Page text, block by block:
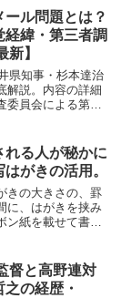
ル問題とは？
経緯・第三者調
】
県知事・杉本達治
解説。内容の詳細
委員会による第三
れる人が秘かに
がきの活用。
きの大きさの、罫
に、はがきを挟み
ン紙を載せて書く
メリットなどをシ
だいています。
督と高野連対
の経歴・